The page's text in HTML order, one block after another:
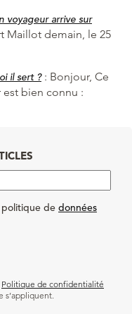
voyageur arrive sur
Maillot demain, le 25
il sert ?: Bonjour, Ce
bien connu :
de données
Politique de confidentialité
s’appliquent.